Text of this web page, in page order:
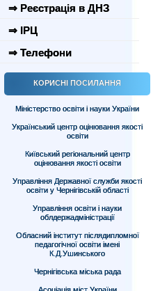
⇒ Реєстрація в ДНЗ
⇒ ІРЦ
⇒ Телефони
КОРИСНІ ПОСИЛАННЯ
Міністерство освіти і науки України
Український центр оцінювання якості
освіти
Київський регіональний центр
оцінювання якості освіти
Управління Державної служби якості
освіти у Чернігівській області
Управління освіти і науки
облдержадміністрації
Обласний інститут післядипломної
педагогічної освіти імені
К.Д.Ушинського
Чернігівська міська рада